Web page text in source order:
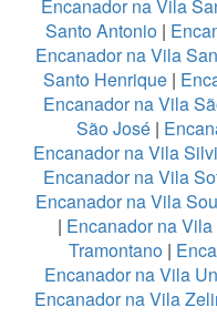
Encanador na Vila
Santo Antonio |
Encanador na Vila
Santo Henrique |
Encanador na Vila
São José|
Encanador na Vila
Encanador na Vila
Encanador na Vila
| Encanador na
Tramontano|
Encanador na Vila
Encanador na Vila